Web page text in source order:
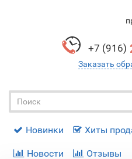
+7 (916)
Заказать
Новинки Хиты
Новости Отзывы